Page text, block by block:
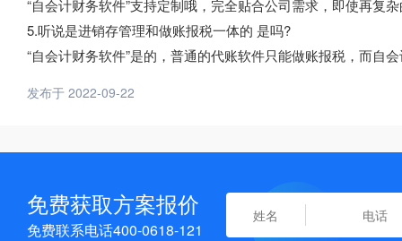
“自会计财务软件”支持定制哦，完全贴合公司需求，即使再复
5.听说是进销存管理和做账报税一体的 是吗?
“自会计财务软件”是的，普通的代账软件只能做账报税，而自
发布于 2022-09-22
免费获取方案报价
免费联系电话400-0618-121